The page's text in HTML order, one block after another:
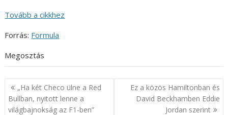
Tovább a cikkhez
Forrás: Formula
Megosztás
Bejegyzés
navigáció
„Ha két Checo ülne a Red
Bullban, nyitott lenne a
világbajnokság az F1-ben”
Ez a közös Hamiltonban és
David Beckhamben Eddie
Jordan szerint